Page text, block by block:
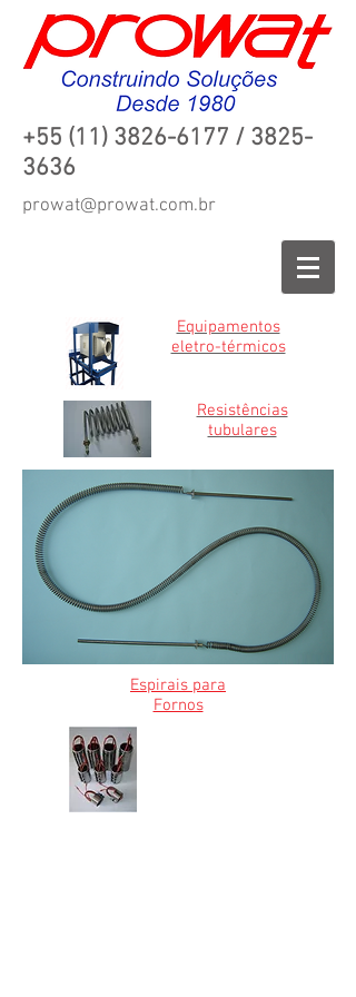
+55 (11) 3826-6177 / 3825-
3636
prowat@prowat.com.br
Equipamentos
eletro-térmicos
Resistências
tubulares
Espirais para
Fornos